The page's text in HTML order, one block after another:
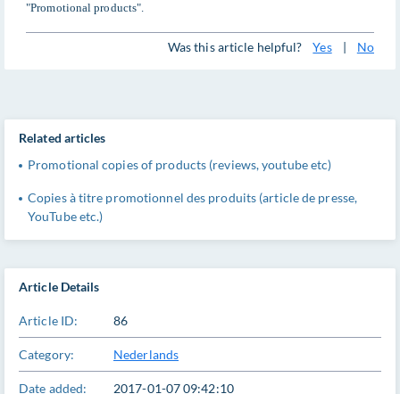
"Promotional products".
Was this article helpful? Yes | No
Article Details
Article ID: 86
Category: Nederlands
Date added: 2017-01-07 09:42:10
Related articles
Promotional copies of products (reviews, youtube etc)
Copies à titre promotionnel des produits (article de presse,
YouTube etc.)